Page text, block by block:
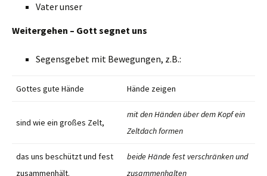
Vater unser
Weitergehen – Gott segnet uns
Segensgebet mit Bewegungen, z.B.:
Gottes gute Hände Hände zeigen
sind wie ein großes Zelt,
mit den Händen über dem Kopf ein
Zeltdach formen
das uns beschützt und fest
zusammenhält.
beide Hände fest verschränken und
zusammenhalten